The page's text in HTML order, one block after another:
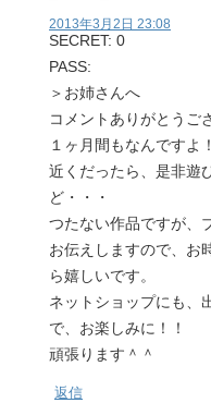
2013年3月2日 23:08
SECRET: 0
PASS:
＞お姉さんへ
コメントありがとうご
１ヶ月間もなんです
近くだったら、是非遊
ど・・・
つたない作品ですが、
お伝えしますので、お
ら嬉しいです。
ネットショップにも、
で、お楽しみに！！
頑張ります＾＾
返信